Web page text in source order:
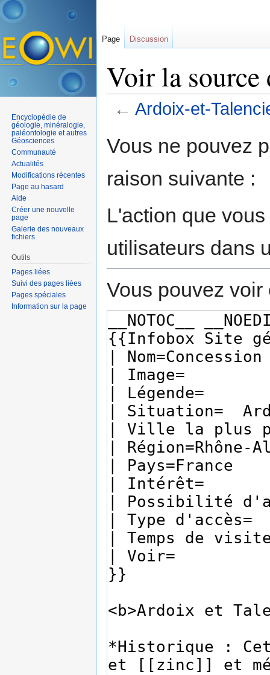
Voir la
← Ardoix-et-
Vous ne pouvez
raison suivante :
L'action que
utilisateurs dans
Vous pouvez
Page Discussion
Encyclopédie de
géologie, minéralogie,
paléontologie et autres
Géosciences
Communauté
Actualités
Modifications récentes
Page au hasard
Aide
Créer une nouvelle
page
Galerie des nouveaux
fichiers
Outils
Pages liées
Suivi des pages liées
Pages spéciales
Information sur la page